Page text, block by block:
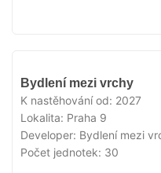
Bydlení mezi vrchy
K nastěhování od: 2027
Lokalita: Praha 9
Developer: Bydlení mezi
Počet jednotek: 30